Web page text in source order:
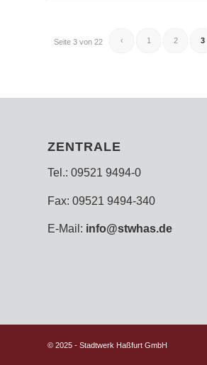
Seite 3 von 22 ‹ 1 2 3
ZENTRALE
Tel.: 09521 9494-0
Fax: 09521 9494-340
E-Mail: info@stwhas.de
© 2025 - Stadtwerk Haßfurt GmbH